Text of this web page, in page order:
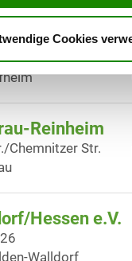
Cookies
Reinheim
Chemnitzer Str.
Hessen e.V.
Walldorf